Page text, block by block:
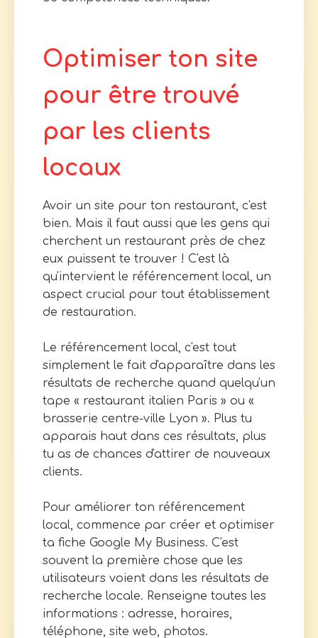
Optimiser ton site
pour être trouvé
par les clients
locaux
Avoir un site pour ton restaurant, c'est
bien. Mais il faut aussi que les gens qui
cherchent un restaurant près de chez
eux puissent te trouver ! C'est là
qu'intervient le référencement local, un
aspect crucial pour tout établissement
de restauration.
Le référencement local, c'est tout
simplement le fait d'apparaître dans les
résultats de recherche quand quelqu'un
tape « restaurant italien Paris » ou «
brasserie centre-ville Lyon ». Plus tu
apparais haut dans ces résultats, plus
tu as de chances d'attirer de nouveaux
clients.
Pour améliorer ton référencement
local, commence par créer et optimiser
ta fiche Google My Business. C'est
souvent la première chose que les
utilisateurs voient dans les résultats de
recherche locale. Renseigne toutes les
informations : adresse, horaires,
téléphone, site web, photos.